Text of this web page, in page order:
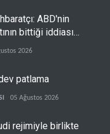
ABD'nin
bittiği iddiası
2026
patlama
05 Ağustos 2026
rejimiyle birlikte